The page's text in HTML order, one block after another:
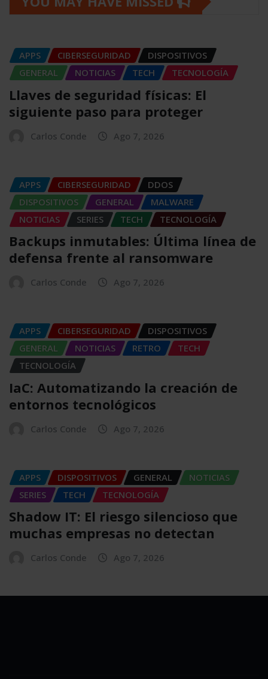
APPS CIBERSEGURIDAD
DISPOSITIVOS
GENERAL
NOTICIAS TECH TECNOLOGÍA
Llaves de seguridad físicas: El
siguiente paso para proteger
Carlos Conde Ago 7, 2026
APPS CIBERSEGURIDAD
DDOS
DISPOSITIVOS
GENERAL
MALWARE
NOTICIAS
SERIES TECH TECNOLOGÍA
Backups inmutables: Última línea de
defensa frente al ransomware
Carlos Conde Ago 7, 2026
APPS CIBERSEGURIDAD
DISPOSITIVOS
GENERAL
NOTICIAS RETRO
TECH
TECNOLOGÍA
IaC: Automatizando la creación de
entornos tecnológicos
Carlos Conde Ago 7, 2026
APPS DISPOSITIVOS GENERAL
NOTICIAS
SERIES
TECH TECNOLOGÍA
Shadow IT: El riesgo silencioso que
muchas empresas no detectan
Carlos Conde Ago 7, 2026